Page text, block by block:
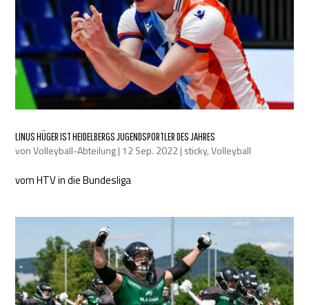
LINUS HÜGER IST HEIDELBERGS JUGENDSPORTLER DES JAHRES
vonVolleyball-Abteilung| 12 Sep. 2022| sticky,Volleyball
vom HTV in die Bundesliga